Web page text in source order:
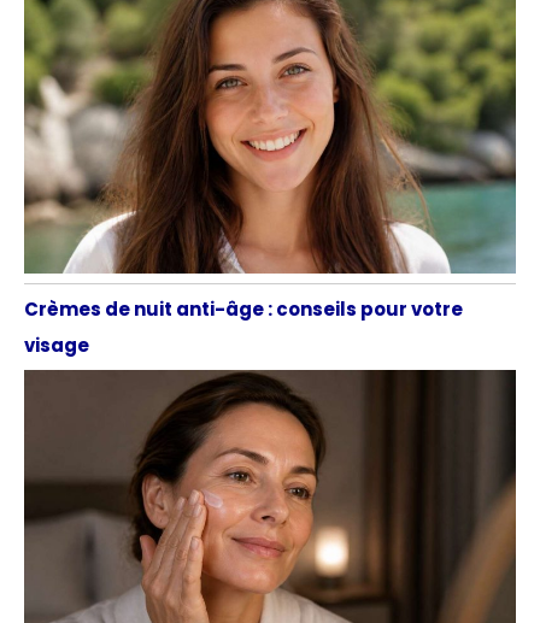
Crèmes de nuit anti-âge : conseils pour votre
visage